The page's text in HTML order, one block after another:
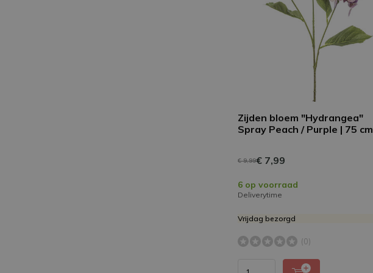
Zijden bloem "Hydrangea"
Spray Peach / Purple | 75 cm
€ 9,99€ 7,99
6 op voorraad
Deliverytime
Vrijdag bezorgd
(0)